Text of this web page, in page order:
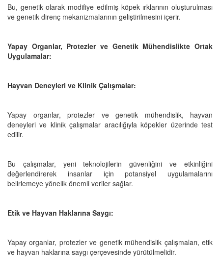
Bu, genetik olarak modifiye edilmiş köpek ırklarının oluşturulması
ve genetik direnç mekanizmalarının geliştirilmesini içerir.
Yapay Organlar, Protezler ve Genetik Mühendislikte Ortak
Uygulamalar:
Hayvan Deneyleri ve Klinik Çalışmalar:
Yapay organlar, protezler ve genetik mühendislik, hayvan
deneyleri ve klinik çalışmalar aracılığıyla köpekler üzerinde test
edilir.
Bu çalışmalar, yeni teknolojilerin güvenliğini ve etkinliğini
değerlendirerek insanlar için potansiyel uygulamalarını
belirlemeye yönelik önemli veriler sağlar.
Etik ve Hayvan Haklarına Saygı:
Yapay organlar, protezler ve genetik mühendislik çalışmaları, etik
ve hayvan haklarına saygı çerçevesinde yürütülmelidir.